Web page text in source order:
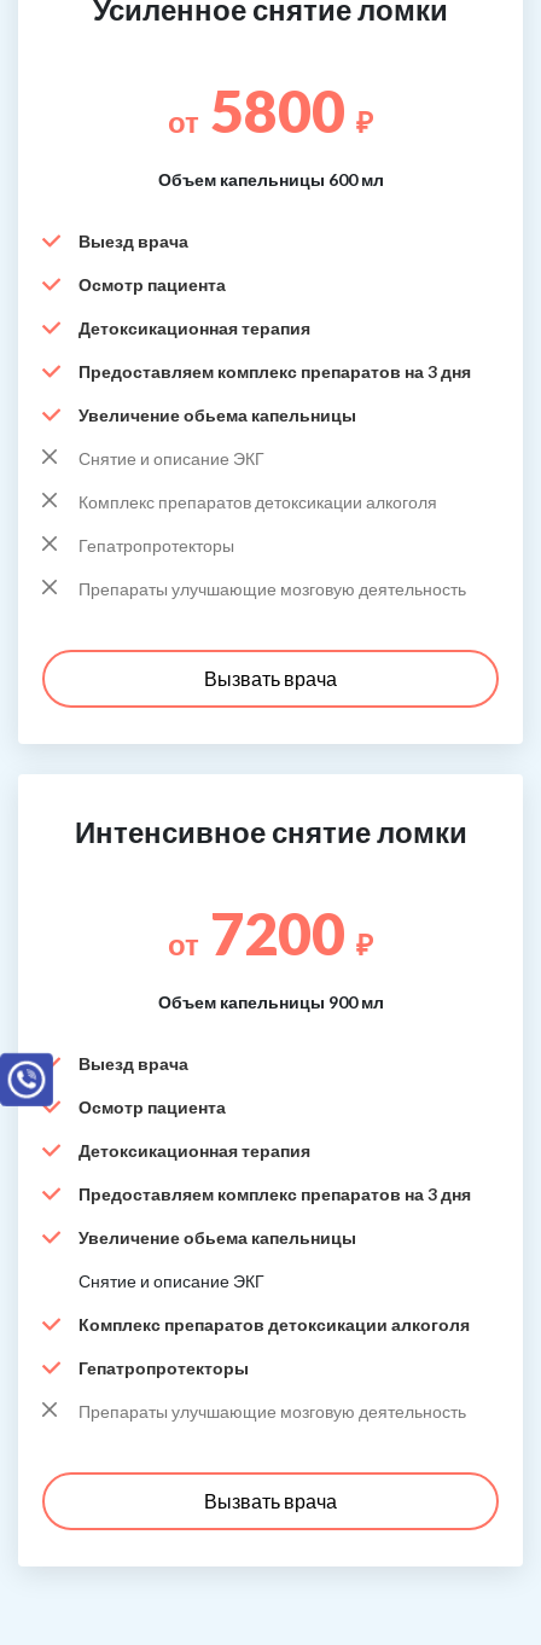
Усиленное снятие ломки
от 5800 ₽
Объем капельницы 600 мл
Выезд врача
Осмотр пациента
Детоксикационная терапия
Предоставляем комплекс препаратов на 3 дня
Увеличение обьема капельницы
Снятие и описание ЭКГ
Комплекс препаратов детоксикации алкоголя
Гепатропротекторы
Препараты улучшающие мозговую деятельность
Вызвать врача
Интенсивное снятие ломки
от 7200 ₽
Объем капельницы 900 мл
Выезд врача
Осмотр пациента
Детоксикационная терапия
Предоставляем комплекс препаратов на 3 дня
Увеличение обьема капельницы
Снятие и описание ЭКГ
Комплекс препаратов детоксикации алкоголя
Гепатропротекторы
Препараты улучшающие мозговую деятельность
Вызвать врача